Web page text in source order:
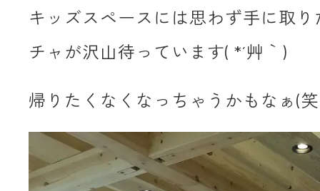
キッズスペースには思わず手に取
チャが沢山待っています( *´艸｀)
帰りたくなくなっちゃうかもなぁ(